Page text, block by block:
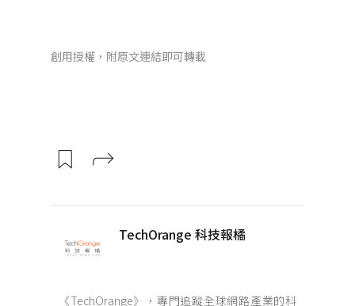
創用授權，附原文連結即可轉載
TechOrange 科技報橘
《TechOrange》，專門追蹤全球網路產業的科